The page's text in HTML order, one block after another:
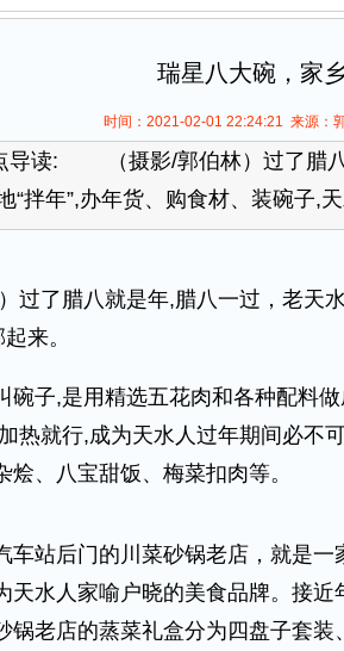
瑞星八大碗，家
时间：2021-02-01 22:24:21 来源：
导读:
（摄影/郭伯林）过了腊八
“拌年”,办年货、购食材、装碗子,
了腊八就是年,腊八一过，老天水
来。
子,是用精选五花肉和各种配料做
热就行,成为天水人过年期间必不
烩、八宝甜饭、梅菜扣肉等。
站后门的川菜砂锅老店，就是一
天水人家喻户晓的美食品牌。接
锅老店的蒸菜礼盒分为四盘子套